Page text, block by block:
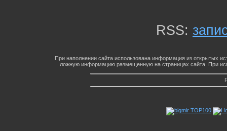
RSS:
При наполнении сайта использована информация из открытых
ложную информацию размещенную на страницах сайта. При